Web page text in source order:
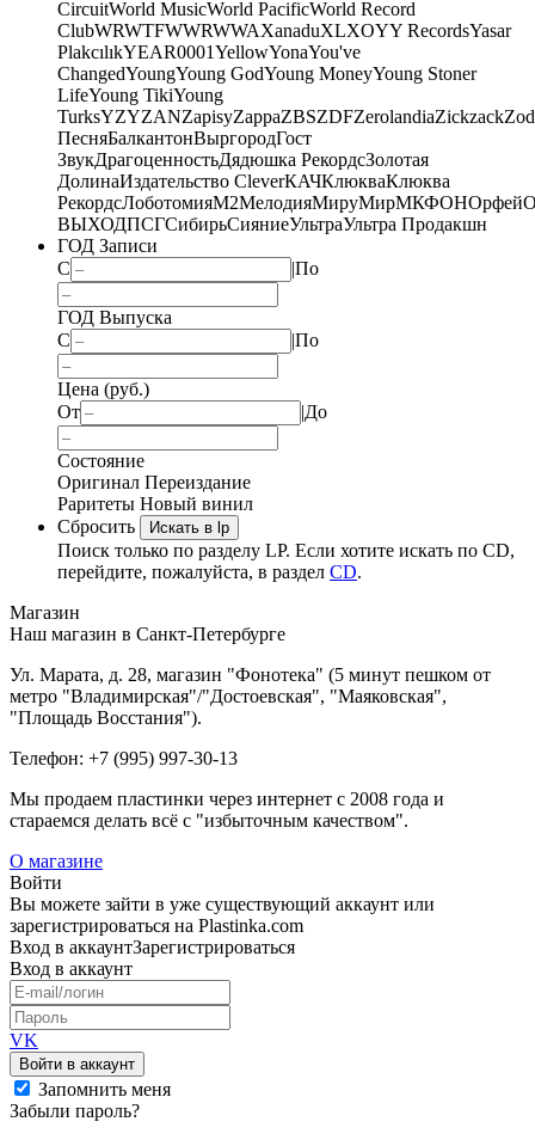
CircuitWorld MusicWorld PacificWorld Record
ClubWRWTFWWRWWAXanaduXLXOYY RecordsYasar
PlakcılıkYEAR0001YellowYonaYou've
ChangedYoungYoung GodYoung MoneyYoung Stoner
LifeYoung TikiYoung
TurksYZYZANZapisyZappaZBSZDFZerolandiaZickzack
ПесняБалкантонВыргородГост
ЗвукДрагоценностьДядюшка РекордсЗолотая
ДолинаИздательство CleverКАЧКлюкваКлюква
РекордсЛоботомияМ2МелодияМируМирМКФОНОрфей
ВЫХОДПСГСибирьСияниеУльтраУльтра Продакшн
ГОД Записи
С
|По
ГОД Выпуска
С
|По
Цена (руб.)
От
|До
Состояние
Оригинал Переиздание
Раритеты Новый винил
Сбросить
Искать в lp
Поиск только по разделу LP. Если хотите искать по CD,
перейдите, пожалуйста, в раздел CD.
Магазин
Наш магазин в Санкт-Петербурге
Ул. Марата, д. 28, магазин "Фонотека" (5 минут пешком от
метро "Владимирская"/"Достоевская", "Маяковская",
"Площадь Восстания").
Телефон: +7 (995) 997-30-13
Мы продаем пластинки через интернет c 2008 года и
стараемся делать всё с "избыточным качеством".
О магазине
Войти
Вы можете зайти в уже существующий аккаунт или
зарегистрироваться на Plastinka.com
Вход в аккаунтЗарегистрироваться
Вход в аккаунт
VK
Войти в аккаунт
Запомнить меня
Забыли пароль?